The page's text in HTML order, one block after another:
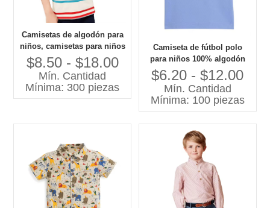
Camisetas de algodón para
niños, camisetas para niños
de 12 años, camiseta para
niños
$8.50 - $18.00
Mín. Cantidad
Mínima: 300 piezas
Camiseta de fútbol polo
para niños 100% algodón
personalizada Ropa para
niños China ofrece servicios
de diseño únicos Fábrica de
ropa para niños
$6.20 - $12.00
Mín. Cantidad
Mínima: 100 piezas